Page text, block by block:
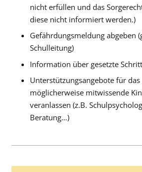
nicht erfüllen und das
diese nicht informiert werden.)
Gefährdungsmeldung abgeben
Schulleitung)
Information über gesetzte
Unterstützungsangebote für
möglicherweise mitwissende
veranlassen (z.B.
Beratung…)